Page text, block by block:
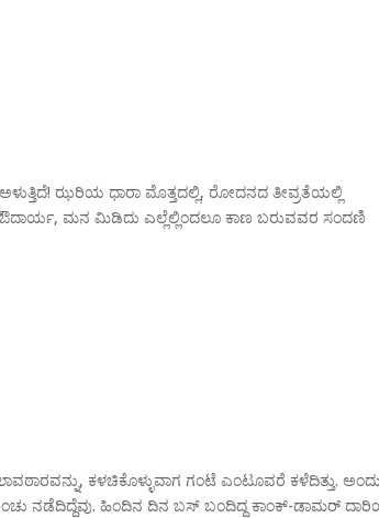
ಝರಿಯ ಧಾರಾ ಮೊತ್ತದಲ್ಲಿ, ರೋದನದ ತೀವ್ರತೆಯಲ್ಲಿ
ಮನ ಮಿಡಿದು ಎಲ್ಲೆಲ್ಲಿಂದಲೂ ಕಾಣ ಬರುವವರ ಸಂದಣಿ
ಕಳಚಿಕೊಳ್ಳುವಾಗ ಗಂಟೆ ಎಂಟೂವರೆ ಕಳೆದಿತ್ತು.
ನಡೆದಿದ್ದೆವು. ಹಿಂದಿನ ದಿನ ಬಸ್ ಬಂದಿದ್ದ ಕಾಂಕ್-ಡಾಮರ್